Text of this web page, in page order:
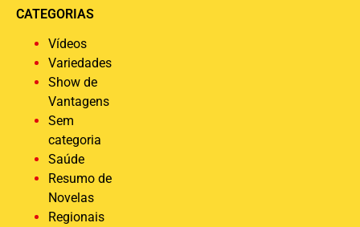
CATEGORIAS
Vídeos
Variedades
Show de
Vantagens
Sem
categoria
Saúde
Resumo de
Novelas
Regionais